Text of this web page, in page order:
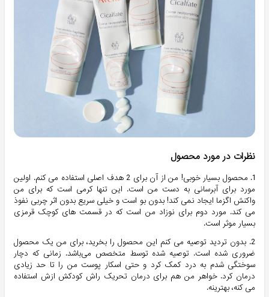
نظرات در مورد محصول
1. محصول بسیار خوبی! من از آن برای 2 هدف اصلی استفاده می کنم. اولین
مورد برای آبرسانی به دست من است. این تنها کرمی است که برای من
واکنش اگزما ایجاد نمی کند! بدون بو است و خیلی سریع بدون اثر چربی نفوذ
می کند. مورد دوم برای نوزاد من است که در قسمت های کوچک قرمزی
بسیار موثر است.
2. بدون تردید توصیه می کنم این محصول را بخرید، برای من یک محصول
ضروری شده است. توصیه شده توسط متخصص می‌باشد. زمانی که دچار
سوختگی شدم به درد کمک کرد و حتی اسکار پوست من را تا حد زیادی
درمان کرد. خواهر من هم برای درمان تحریک راش کودکش ازش استفاده
می کنه، بهترینه.